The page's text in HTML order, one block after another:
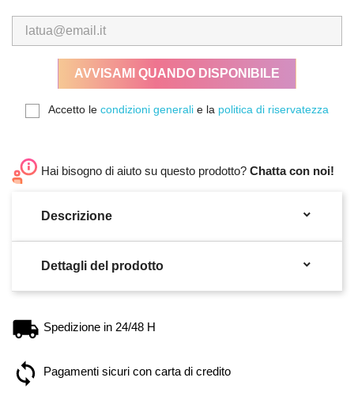
AVVISAMI QUANDO DISPONIBILE
Accetto le condizioni generali e la politica di riservatezza
Hai bisogno di aiuto su questo prodotto? Chatta con noi!
Descrizione 
Dettagli del prodotto 
Spedizione in 24/48 H
Pagamenti sicuri con carta di credito